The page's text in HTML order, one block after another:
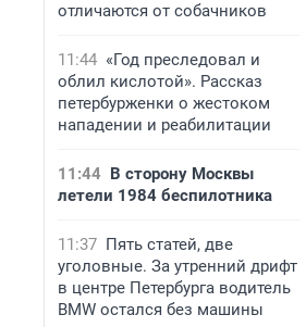
отличаются от собачников
11:44 «Год преследовал и
облил кислотой». Рассказ
петербурженки о жестоком
нападении и реабилитации
11:44 В сторону Москвы
летели 1984 беспилотника
11:37 Пять статей, две
уголовные. За утренний дрифт
в центре Петербурга водитель
BMW остался без машины